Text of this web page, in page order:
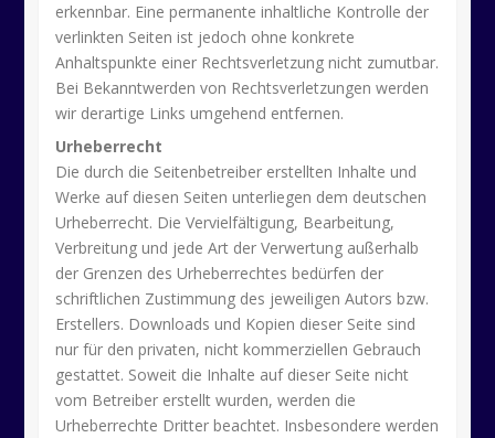
erkennbar. Eine permanente inhaltliche Kontrolle der
verlinkten Seiten ist jedoch ohne konkrete
Anhaltspunkte einer Rechtsverletzung nicht zumutbar.
Bei Bekanntwerden von Rechtsverletzungen werden
wir derartige Links umgehend entfernen.
Urheberrecht
Die durch die Seitenbetreiber erstellten Inhalte und
Werke auf diesen Seiten unterliegen dem deutschen
Urheberrecht. Die Vervielfältigung, Bearbeitung,
Verbreitung und jede Art der Verwertung außerhalb
der Grenzen des Urheberrechtes bedürfen der
schriftlichen Zustimmung des jeweiligen Autors bzw.
Erstellers. Downloads und Kopien dieser Seite sind
nur für den privaten, nicht kommerziellen Gebrauch
gestattet. Soweit die Inhalte auf dieser Seite nicht
vom Betreiber erstellt wurden, werden die
Urheberrechte Dritter beachtet. Insbesondere werden